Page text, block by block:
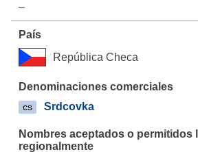
–
República Checa
cs Srdcovka